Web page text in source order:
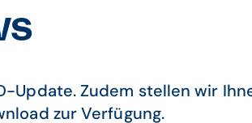
Update. Zudem stellen wir
zur Verfügung.